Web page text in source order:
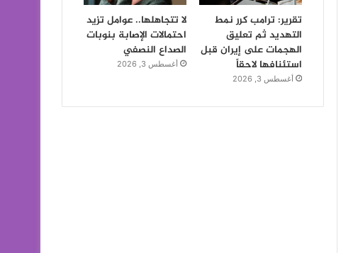
تقرير: ترامب كرر نمط
التهديد ثم تعليق
الهجمات على إيران قبل
استئنافها لاحقاً
أغسطس 3, 2026
لا تتجاهلها.. عوامل تزيد
احتمالات الإصابة بنوبات
الصداع النصفي
أغسطس 3, 2026